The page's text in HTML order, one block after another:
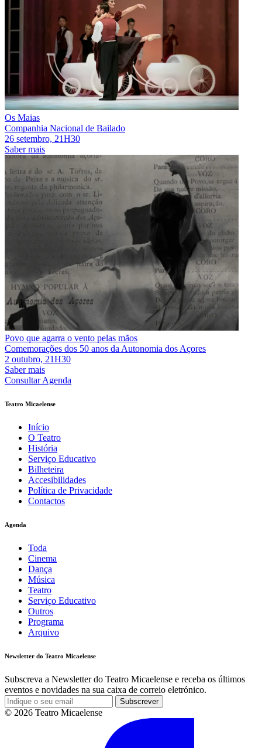
Os Maias
Companhia Nacional de Bailado
26 setembro, 21H30
Saber mais
Povo que agarra o vento pelas mãos
Comemorações dos 50 anos da Autonomia dos Açores
2 outubro, 21H30
Saber mais
Consultar Agenda
Teatro Micaelense
Início
O Teatro
História
Serviço Educativo
Bilheteira
Accesibilidades
Política de Privacidade
Contactos
Agenda
Toda
Cinema
Dança
Música
Teatro
Serviço Educativo
Outros
Programa
Arquivo
Newsletter do Teatro Micaelense
Subscreva a Newsletter do Teatro Micaelense e receba os últimos
eventos e novidades na sua caixa de correio eletrónico.
Subscrever
© 2026 Teatro Micaelense